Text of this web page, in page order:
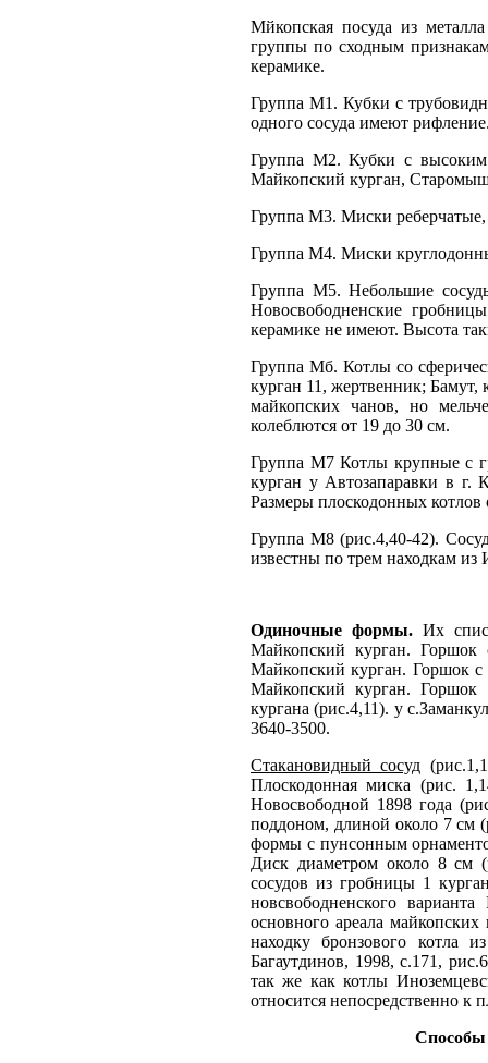
Мйкопская посуда из
группы по сходным
керамике.
Группа М1. Кубки с
одного сосуда имеют
Группа М2. Кубки с
Майкопский курган,
Группа М3. Миски
Группа M4. Миски
Группа М5. Небольшие
Новосвободненские
керамике не имеют. Высота
Группа Мб. Котлы со
курган 11, жертвенник;
майкопских чанов, но
колеблются от 19 до 30 см.
Группа М7 Котлы крупные с
курган у Автозапаравки в г.
Размеры плоскодонных котлов
Группа М8 (рис.4,40-42).
известны по трем находкам
Одиночные формы. Их
Майкопский курган. Горшок
Майкопский курган. Горшок
Майкопский курган. Горшок
кургана (рис.4,11). у
3640-3500.
Стакановидный сосуд
Плоскодонная миска (рис.
Новосвободной 1898 года
поддоном, длиной около 7 см
формы с пунсонным
Диск диаметром около 8 см
сосудов из гробницы 1
новсвободненского
основного ареала майкопских
находку бронзового
Багаутдинов, 1998, с.171,
так же как котлы
относится непосредственно к
Способы